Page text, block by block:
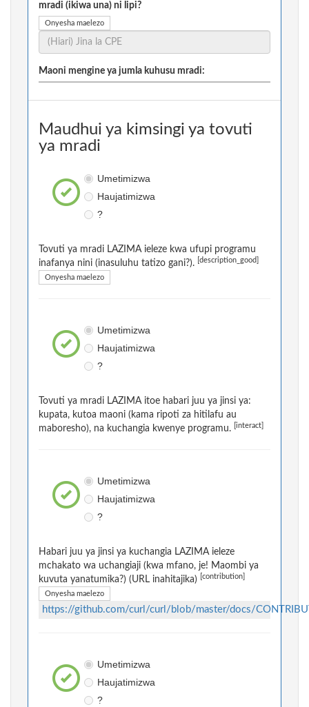
mradi (ikiwa una) ni lipi?
Onyesha maelezo
Maoni mengine ya jumla kuhusu mradi:
Maudhui ya kimsingi ya tovuti
ya mradi
Umetimizwa
Haujatimizwa
?
Tovuti ya mradi LAZIMA ieleze kwa ufupi programu
inafanya nini (inasuluhu tatizo gani?).
[description_good]
Onyesha maelezo
Umetimizwa
Haujatimizwa
?
Tovuti ya mradi LAZIMA itoe habari juu ya jinsi ya:
kupata, kutoa maoni (kama ripoti za hitilafu au
maboresho), na kuchangia kwenye programu.
[interact]
Umetimizwa
Haujatimizwa
?
Habari juu ya jinsi ya kuchangia LAZIMA ieleze
mchakato wa uchangiaji (kwa mfano, je! Maombi ya
kuvuta yanatumika?) (URL inahitajika)
[contribution]
Onyesha maelezo
https://github.com/curl/curl/blob/master/docs/
Umetimizwa
Haujatimizwa
?